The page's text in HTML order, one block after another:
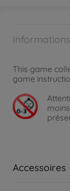
This game
game
Accessoires